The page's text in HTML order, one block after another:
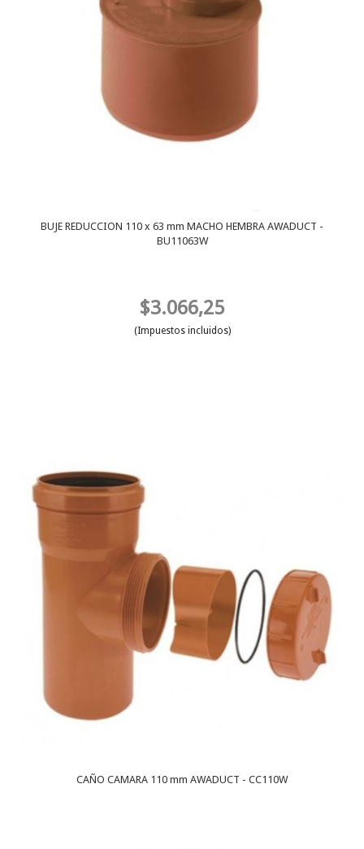
BUJE REDUCCION 110 x 63 mm MACHO HEMBRA AWADUCT -
BU11063W
$3.066,25
(Impuestos incluidos)
CAÑO CAMARA 110 mm AWADUCT - CC110W